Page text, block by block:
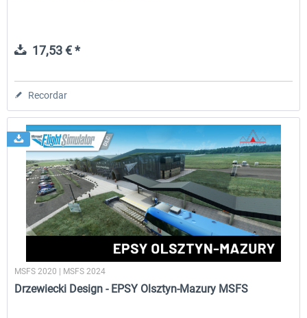
17,53 € *
Recordar
MSFS 2020 | MSFS 2024
Drzewiecki Design - EPSY Olsztyn-Mazury MSFS